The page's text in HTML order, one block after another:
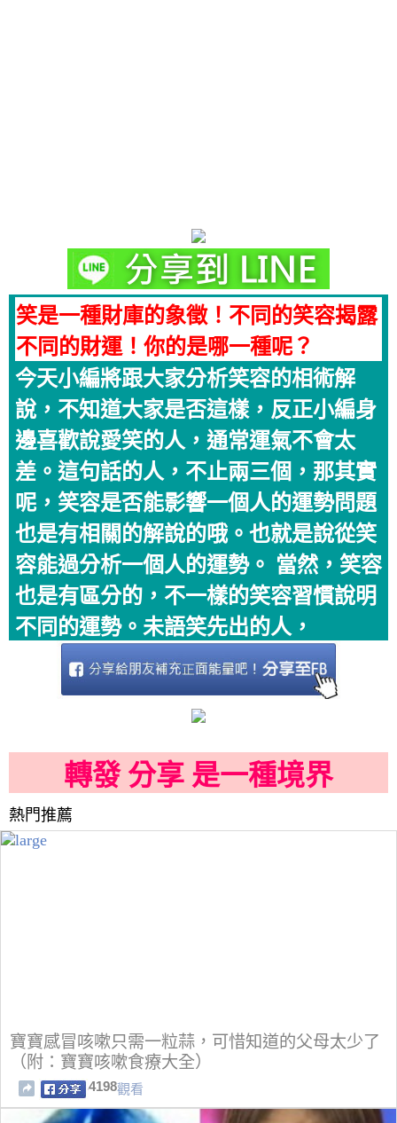
笑是一種財庫的象徵！不同的笑容揭露
不同的財運！你的是哪一種呢？
今天小編將跟大家分析笑容的相術解
說，不知道大家是否這樣，反正小編身
邊喜歡說愛笑的人，通常運氣不會太
差。這句話的人，不止兩三個，那其實
呢，笑容是否能影響一個人的運勢問題
也是有相關的解說的哦。也就是說從笑
容能過分析一個人的運勢。 當然，笑容
也是有區分的，不一樣的笑容習慣說明
不同的運勢。未語笑先出的人，
轉發 分享 是一種境界
熱門推薦
寶寶感冒咳嗽只需一粒蒜，可惜知道的父母太少了
（附：寶寶咳嗽食療大全）
4198觀看